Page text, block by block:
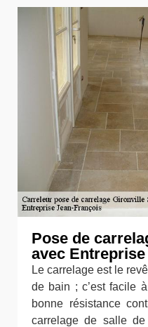
Pose de
avec
Le carrelage est le
de bain ; c’est facile
bonne résistance
carrelage de salle